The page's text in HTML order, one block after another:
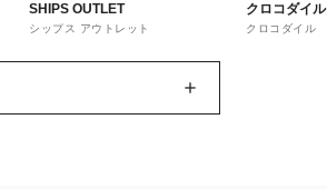
SHIPS OUTLET
シップス アウトレット
クロコダイル
クロコダイル